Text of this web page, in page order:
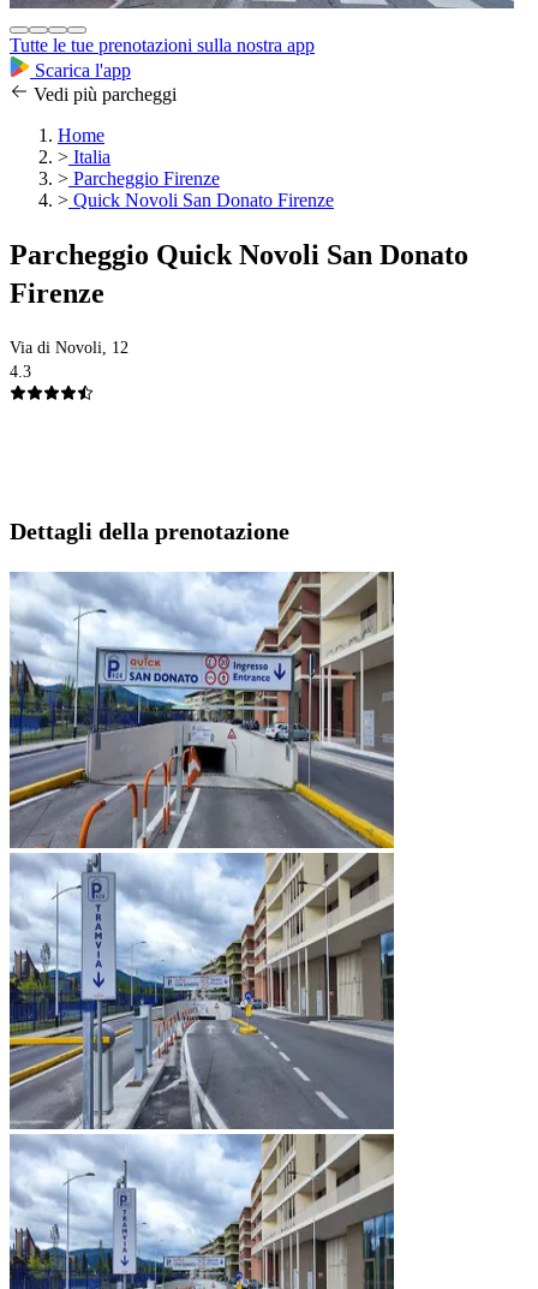
Tutte le tue prenotazioni sulla nostra app
Scarica l'app
Vedi più parcheggi
Home
> Italia
> Parcheggio Firenze
> Quick Novoli San Donato Firenze
Parcheggio Quick Novoli San Donato
Firenze
Via di Novoli, 12
4.3
Dettagli della prenotazione